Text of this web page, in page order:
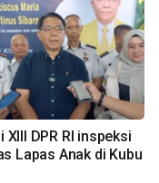
XIII DPR RI inspeksi
Lapas Anak di Kubu